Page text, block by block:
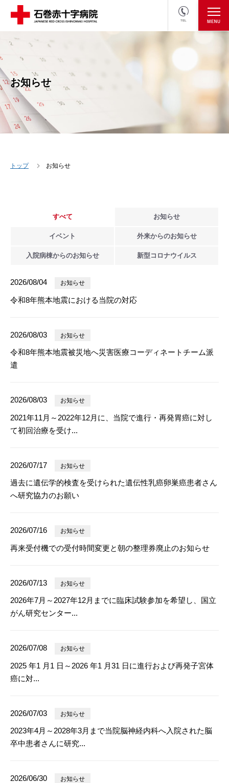
TEL
医療関係者の方
お知らせ
トップ お知らせ
すべて お知らせ
イベント 外来からのお知らせ
入院病棟からのお知らせ 新型 コロナウイルス
2026/08/04 お知らせ
令和8年熊本地震における当院の対応
2026/08/03 お知らせ
令和8年熊本地震被災地へ災害医療コーディネートチーム派
遣
2026/08/03 お知らせ
2021年11月～2022年12月に、当院で進行・再発胃癌に対し
て初回治療を受け...
2026/07/17 お知らせ
過去に遺伝学的検査を受けられた遺伝性乳癌卵巣癌患者さん
へ研究協力のお願い
2026/07/16 お知らせ
再来受付機での受付時間変更と朝の整理券廃止のお知らせ
2026/07/13 お知らせ
2026年7月～2027年12月までに臨床試験参加を希望し、国立
がん研究センター...
2026/07/08 お知らせ
2025 年1 月1 日～2026 年1 月31 日に進行および再発子宮体
癌に対...
2026/07/03 お知らせ
2023年4月～2028年3月まで当院脳神経内科へ入院された脳
卒中患者さんに研究...
2026/06/30 お知らせ